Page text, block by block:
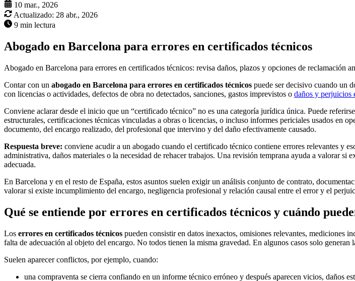
10 mar., 2026
Actualizado: 28 abr., 2026
9 min lectura
Abogado en Barcelona para errores en certificados técnicos
Abogado en Barcelona para errores en certificados técnicos: revisa daños, plazos y opciones de reclamación
Contar con un abogado en Barcelona para errores en certificados técnicos puede ser decisivo cuando un
con licencias o actividades, defectos de obra no detectados, sanciones, gastos imprevistos o daños y perjuicios
Conviene aclarar desde el inicio que un “certificado técnico” no es una categoría jurídica única. Puede
estructurales, certificaciones técnicas vinculadas a obras o licencias, o incluso informes periciales usados en
documento, del encargo realizado, del profesional que intervino y del daño efectivamente causado.
Respuesta breve: conviene acudir a un abogado cuando el certificado técnico contiene errores relevantes y
administrativa, daños materiales o la necesidad de rehacer trabajos. Una revisión temprana ayuda a valorar
adecuada.
En Barcelona y en el resto de España, estos asuntos suelen exigir un análisis conjunto de contrato,
valorar si existe incumplimiento del encargo, negligencia profesional y relación causal entre el error y el
Qué se entiende por errores en certificados técnicos y cuándo
Los errores en certificados técnicos pueden consistir en datos inexactos, omisiones relevantes, mediciones
falta de adecuación al objeto del encargo. No todos tienen la misma gravedad. En algunos casos solo
Suelen aparecer conflictos, por ejemplo, cuando:
una compraventa se cierra confiando en un informe técnico erróneo y después aparecen vicios, daños